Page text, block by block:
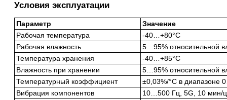
Условия эксплуатации
Параметр
Значение
Рабочая температура
-40…+80°C
Рабочая влажность
5…95% относительной
Температура хранения
-40…+85°C
Влажность при хранении
5…95% относительной
Температурный коэффициент
±0,03%/°C в диапазоне
Вибрация компонентов
10…500 Гц, 5G, 10 мин/